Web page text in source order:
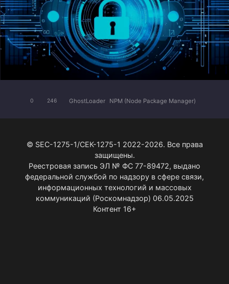
0 246 GhostLoader NPM (Node Package Manager)
© SEC-1275-1/СЕК-1275-1 2022-2026. Все права
защищены.
Реестровая запись ЭЛ № ФС 77-89472, выдано
федеральной службой по надзору в сфере связи,
информационных технологий и массовых
коммуникаций (Роскомнадзор) 06.05.2025
Контент 16+